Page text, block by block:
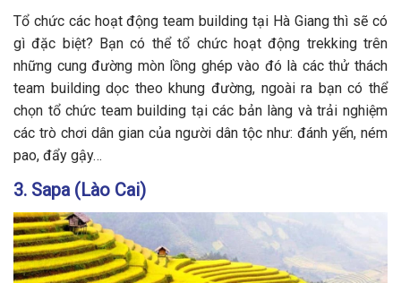
Tổ chức các hoạt động team building tại Hà Giang thì sẽ có
gì đặc biệt? Bạn có thể tổ chức hoạt động trekking trên
những cung đường mòn lồng ghép vào đó là các thử thách
team building dọc theo khung đường, ngoài ra bạn có thể
chọn tổ chức team building tại các bản làng và trải nghiệm
các trò chơi dân gian của người dân tộc như: đánh yến, ném
pao, đẩy gậy…
3. Sapa (Lào Cai)